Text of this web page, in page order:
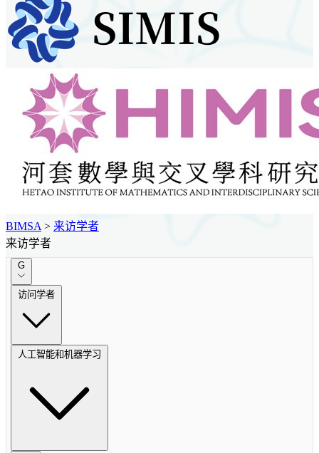
BIMSA > 来访学者
来访学者
G
访问学者
人工智能和机器学习